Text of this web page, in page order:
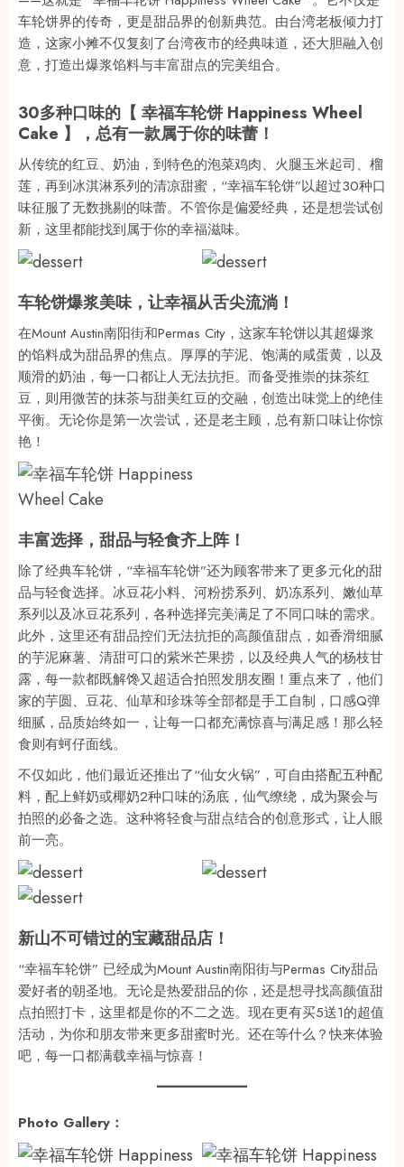
车轮饼界的传奇，更是甜品界的创新典范。由台湾老板倾力打
造，这家小摊不仅复刻了台湾夜市的经典味道，还大胆融入创
意，打造出爆浆馅料与丰富甜点的完美组合。
30多种口味的【 幸福车轮饼 Happiness Wheel
Cake 】，总有一款属于你的味蕾！
从传统的红豆、奶油，到特色的泡菜鸡肉、火腿玉米起司、榴
莲，再到冰淇淋系列的清凉甜蜜，“幸福车轮饼”以超过30种口
味征服了无数挑剔的味蕾。不管你是偏爱经典，还是想尝试创
新，这里都能找到属于你的幸福滋味。
车轮饼爆浆美味，让幸福从舌尖流淌！
在Mount Austin南阳街和Permas City，这家车轮饼以其超爆浆
的馅料成为甜品界的焦点。厚厚的芋泥、饱满的咸蛋黄，以及
顺滑的奶油，每一口都让人无法抗拒。而备受推崇的抹茶红
豆，则用微苦的抹茶与甜美红豆的交融，创造出味觉上的绝佳
平衡。无论你是第一次尝试，还是老主顾，总有新口味让你惊
艳！
丰富选择，甜品与轻食齐上阵！
除了经典车轮饼，“幸福车轮饼”还为顾客带来了更多元化的甜
品与轻食选择。冰豆花小料、河粉捞系列、奶冻系列、嫩仙草
系列以及冰豆花系列，各种选择完美满足了不同口味的需求。
此外，这里还有甜品控们无法抗拒的高颜值甜点，如香滑细腻
的芋泥麻薯、清甜可口的紫米芒果捞，以及经典人气的杨枝甘
露，每一款都既解馋又超适合拍照发朋友圈！重点来了，他们
家的芋圆、豆花、仙草和珍珠等全部都是手工自制，口感Q弹
细腻，品质始终如一，让每一口都充满惊喜与满足感！那么轻
食则有蚵仔面线。
不仅如此，他们最近还推出了“仙女火锅”，可自由搭配五种配
料，配上鲜奶或椰奶2种口味的汤底，仙气缭绕，成为聚会与
拍照的必备之选。这种将轻食与甜点结合的创意形式，让人眼
前一亮。
新山不可错过的宝藏甜品店！
“幸福车轮饼” 已经成为Mount Austin南阳街与Permas City甜品
爱好者的朝圣地。无论是热爱甜品的你，还是想寻找高颜值甜
点拍照打卡，这里都是你的不二之选。现在更有买5送1的超值
活动，为你和朋友带来更多甜蜜时光。还在等什么？快来体验
吧，每一口都满载幸福与惊喜！
Photo Gallery：